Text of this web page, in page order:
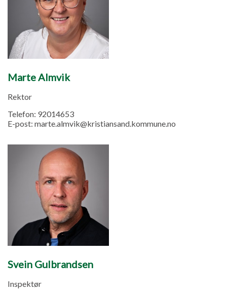
Marte Almvik
Rektor
Telefon: 92014653
E-post: marte.almvik@kristiansand.kommune.no
Svein Gulbrandsen
Inspektør